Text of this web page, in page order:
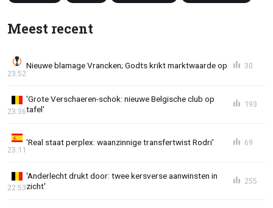
Meest recent
Nieuwe blamage Vrancken; Godts krikt marktwaarde op
23:52
30
'Grote Verschaeren-schok: nieuwe Belgische club op
tafel'
23:36
193
'Real staat perplex: waanzinnige transfertwist Rodri'
23:11
69
'Anderlecht drukt door: twee kersverse aanwinsten in
zicht'
22:53
255